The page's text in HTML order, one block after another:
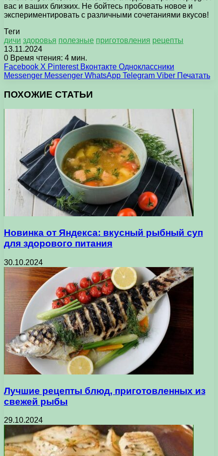
вас и ваших близких. Не бойтесь пробовать новое и
экспериментировать с различными сочетаниями вкусов!
Теги
дичи здоровья полезные приготовления рецепты
13.11.2024
0 Время чтения: 4 мин.
Facebook X Pinterest Вконтакте Одноклассники
Messenger Messenger WhatsApp Telegram Viber Печатать
ПОХОЖИЕ СТАТЬИ
Новинка от Яндекса: вкусный рыбный суп
для здорового питания
30.10.2024
Лучшие рецепты блюд, приготовленных из
свежей рыбы
29.10.2024